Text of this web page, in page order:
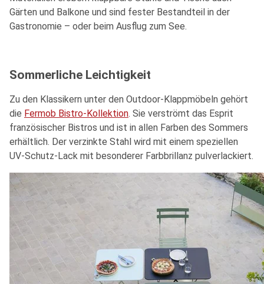
Gärten und Balkone und sind fester Bestandteil in der
Gastronomie – oder beim Ausflug zum See.
Sommerliche Leichtigkeit
Zu den Klassikern unter den Outdoor-Klappmöbeln gehört
die Fermob Bistro-Kollektion. Sie verströmt das Esprit
französischer Bistros und ist in allen Farben des Sommers
erhältlich. Der verzinkte Stahl wird mit einem speziellen
UV-Schutz-Lack mit besonderer Farbbrillanz pulverlackiert.